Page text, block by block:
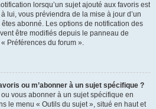
lorsqu’un sujet ajouté aux favoris est
lui, vous préviendra de la mise à jour d’un
abonné. Les options de notification des
être modifiés depuis le panneau de
Préférences du forum ».
ou m’abonner à un sujet spécifique ?
vous abonner à un sujet spécifique en
le menu « Outils du sujet », situé en haut et